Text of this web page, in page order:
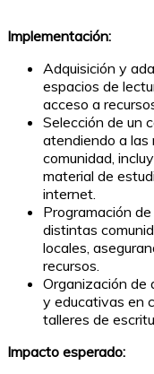
Implementación:
Adquisición y
espacios de
acceso a
Selección de un
atendiendo a las
comunidad,
material de
internet.
Programación
distintas
locales,
recursos.
Organización de
y educativas en
talleres de
Impacto esperado: